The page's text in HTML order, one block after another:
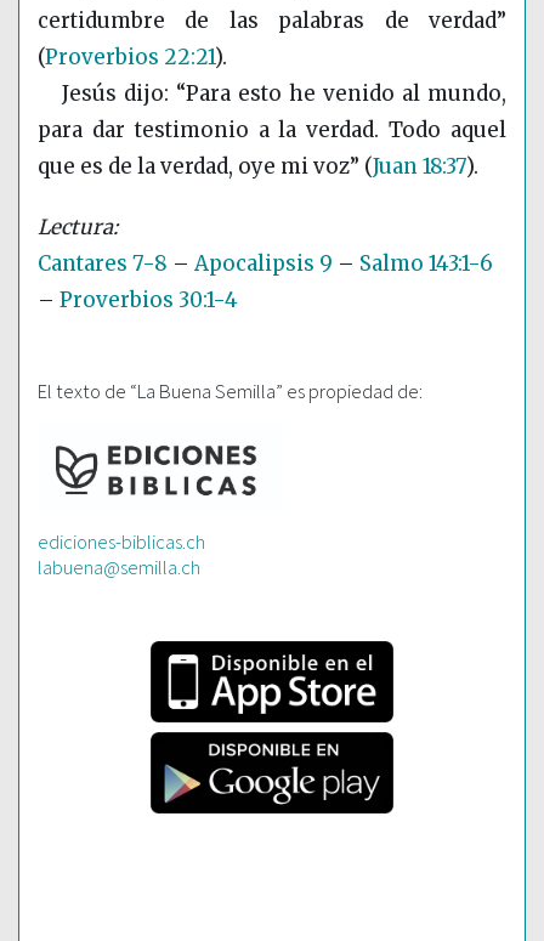
certidumbre de las palabras de verdad”
(Proverbios 22:21).
Jesús dijo: “Para esto he venido al mundo,
para dar testimonio a la verdad. Todo aquel
que es de la verdad, oye mi voz” (Juan 18:37).
Cantares 7-8 –Apocalipsis 9 – Salmo 143:1-6
– Proverbios 30:1-4
El texto de “La Buena Semilla” es propiedad de:
ediciones-biblicas.ch
labuena@semilla.ch